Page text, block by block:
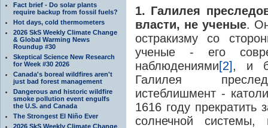
Fact brief - Do solar plants
require backup from fossil fuels?
Hot days, cold thermometers
2026 SkS Weekly Climate Change
& Global Warming News
Roundup #30
Skeptical Science New Research
for Week #30 2026
Canada's boreal wildfires aren't
just bad forest management
Dangerous and historic wildfire
smoke pollution event engulfs
the U.S. and Canada
The Strongest El Niño Ever
2026 SkS Weekly Climate Change
1. Галилея
власти, не ученые.
остракизму со
ученые - его
наблюдениями[2], и
Галилея
истеблишмент -
1616 году прекратить
солнечной системы,